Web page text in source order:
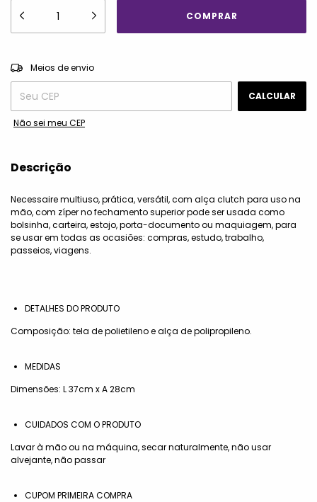
Entregas para o CEP:
Meios de envio
CALCULAR
Não sei meu CEP
Descrição
Necessaire multiuso, prática, versátil, com alça clutch para uso na
mão, com zíper no fechamento superior pode ser usada como
bolsinha, carteira, estojo, porta-documento ou maquiagem, para
se usar em todas as ocasiões: compras, estudo, trabalho,
passeios, viagens.
DETALHES DO PRODUTO
Composição: tela de polietileno e alça de polipropileno.
MEDIDAS
Dimensões: L 37cm x A 28cm
CUIDADOS COM O PRODUTO
Lavar à mão ou na máquina, secar naturalmente, não usar
alvejante, não passar
CUPOM PRIMEIRA COMPRA